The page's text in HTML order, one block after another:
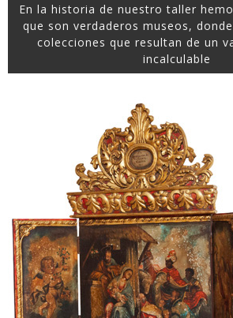
En la historia de nuestro taller
que son verdaderos museos,
colecciones que resultan de un
incalculable